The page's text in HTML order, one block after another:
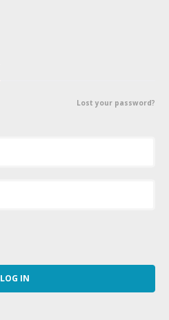
Lost your password?